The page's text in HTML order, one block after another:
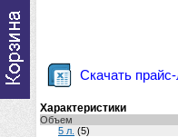
Скачать
Характеристики
Объем
5 л. (5)